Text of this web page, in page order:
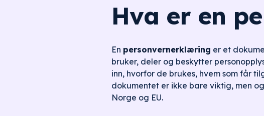
Hva er en
En personvernerklæring er et
bruker, deler og beskytter
inn, hvorfor de brukes, hvem som får
dokumentet er ikke bare viktig, men
Norge og EU.